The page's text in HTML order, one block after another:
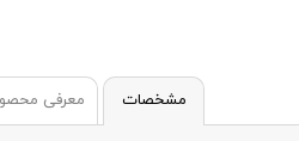
مشخصات معرفی